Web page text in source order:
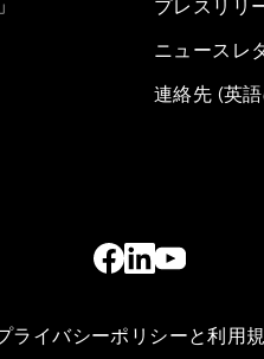
プレスリリ
ニュースレ
連絡先 (英
ライバシーポリシーと利用